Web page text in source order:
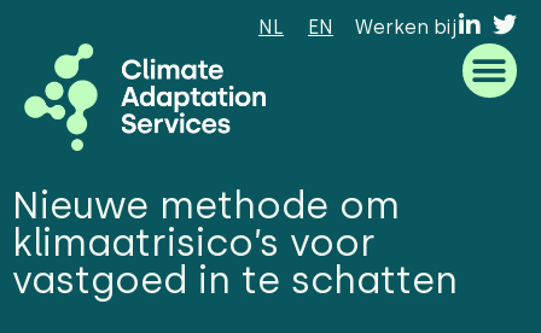
NL EN Werken bij
Nieuwe methode om
klimaatrisico’s voor
vastgoed in te schatten